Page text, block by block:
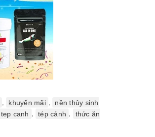
khuyến mãi
nền thủy sinh
tep canh tép cảnh
thức ăn